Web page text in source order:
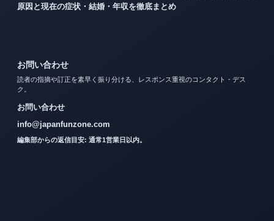
原因と現在の症状・結婚・年収を徹底まとめ
お問い合わせ
読者の指摘や訂正を素早く振り分ける、レスポンス重視のコンタクト・デス
ク。
お問い合わせ
info@japanfunzone.com
編集部からの返信目安: 通常1営業日以内。